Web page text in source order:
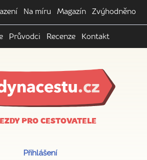
Na míru Magazín Zvýhodněno
Průvodci Recenze Kontakt
PRO CESTOVATELE
Přihlášení